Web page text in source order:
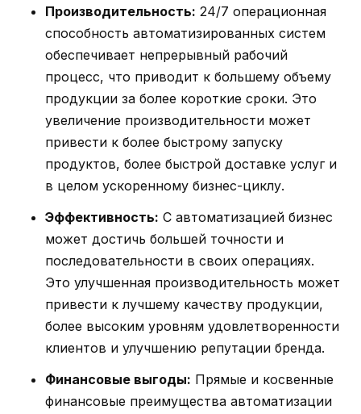
Производительность: 24/7 операционная
способность автоматизированных систем
обеспечивает непрерывный рабочий
процесс, что приводит к большему объему
продукции за более короткие сроки. Это
увеличение производительности может
привести к более быстрому запуску
продуктов, более быстрой доставке услуг и
в целом ускоренному бизнес-циклу.
Эффективность: С автоматизацией бизнес
может достичь большей точности и
последовательности в своих операциях.
Это улучшенная производительность может
привести к лучшему качеству продукции,
более высоким уровням удовлетворенности
клиентов и улучшению репутации бренда.
Финансовые выгоды: Прямые и косвенные
финансовые преимущества автоматизации